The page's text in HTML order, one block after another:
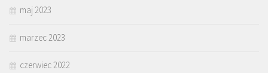
maj 2023
marzec 2023
czerwiec 2022